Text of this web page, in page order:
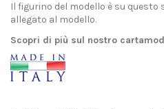
Il figurino del modello è su
allegato al modello.
Scopri di più sul nostro